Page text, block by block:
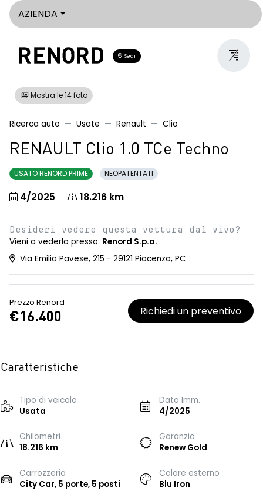
AZIENDA
Sedi
Mostra le 14 foto
Ricerca auto Usate Renault Clio
RENAULT Clio 1.0 TCe Techno
USATO RENORD PRIME NEOPATENTATI
4/2025 18.216 km
Desideri vedere questa vettura dal vivo?
Vieni a vederla presso: Renord S.p.a.
Via Emilia Pavese, 215 - 29121 Piacenza, PC
Prezzo Renord
€16.400 Richiedi un preventivo
Caratteristiche
Tipo di veicolo
Usata
Data Imm.
4/2025
Chilometri
18.216 km
Garanzia
Renew Gold
Carrozzeria
City Car, 5 porte, 5 posti
Colore esterno
Blu Iron